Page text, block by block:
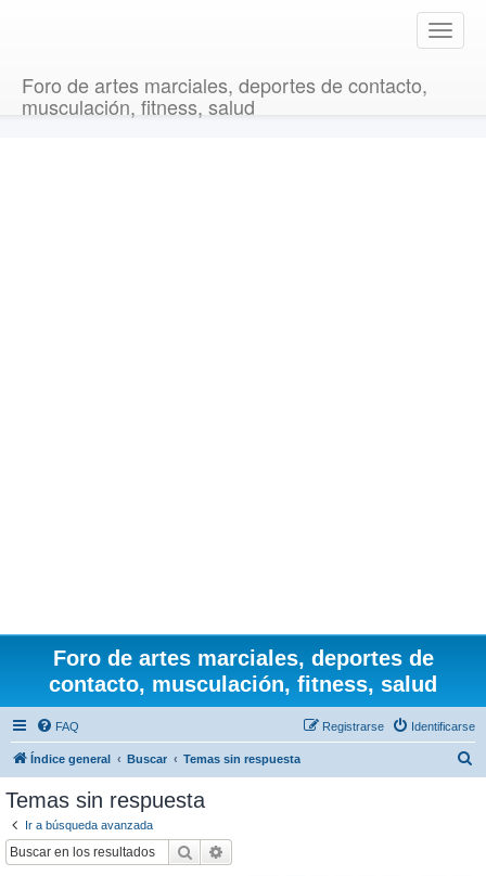
T
o
Foro de artes marciales, deportes de contacto,
musculación, fitness, salud
Foro de artes marciales, deportes de
contacto, musculación, fitness, salud
FAQ Identificarse
Registrarse
Índice general Buscar Temas sin respuesta
Temas sin respuesta
Ir a búsqueda avanzada
Buscar